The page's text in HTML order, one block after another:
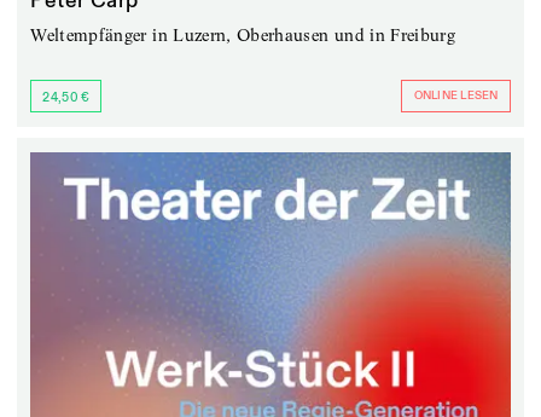
Weltempfänger in Luzern, Oberhausen und in Freiburg
24,50 € ONLINE LESEN